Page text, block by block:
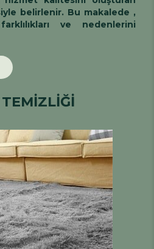
belirlenir. Bu makalede ,
ve nedenlerini